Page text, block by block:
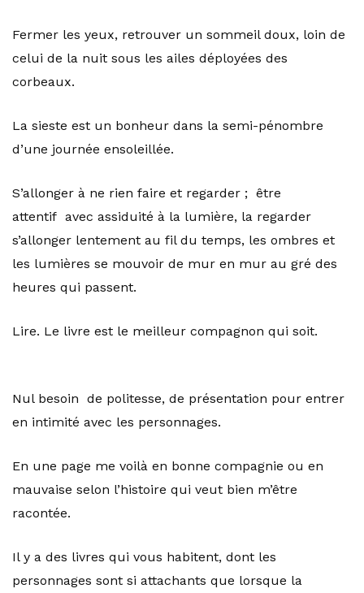
Fermer les yeux, retrouver un sommeil doux, loin de
celui de la nuit sous les ailes déployées des
corbeaux.
La sieste est un bonheur dans la semi-pénombre
d’une journée ensoleillée.
S’allonger à ne rien faire et regarder ; être
attentif avec assiduité à la lumière, la regarder
s’allonger lentement au fil du temps, les ombres et
les lumières se mouvoir de mur en mur au gré des
heures qui passent.
Lire. Le livre est le meilleur compagnon qui soit.
Nul besoin de politesse, de présentation pour entrer
en intimité avec les personnages.
En une page me voilà en bonne compagnie ou en
mauvaise selon l’histoire qui veut bien m’être
racontée.
Il y a des livres qui vous habitent, dont les
personnages sont si attachants que lorsque la